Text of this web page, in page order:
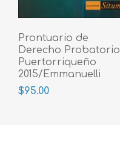
Prontuario de
Derecho Probatorio
Puertorriqueño
2015/Emmanuelli
Jimenez
$95.00